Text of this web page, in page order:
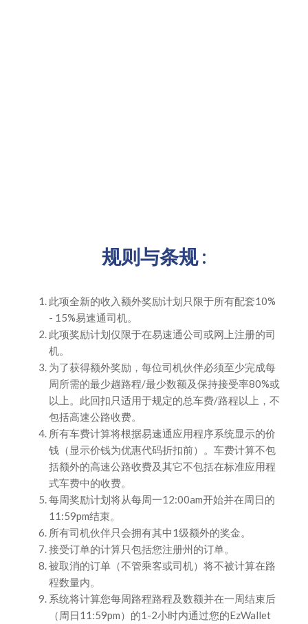
规则与条规 :
此项全新的收入额外奖励计划只限于所有配套10%
- 15%易速通司机。
此项奖励计划仅限于在易速通公司或网上注册的司
机。
为了获得额外奖励，每位司机伙伴必须至少完成每
周所需的最少趟路程/最少数额及保持接受率80%或
以上。此回扣只适用于规定的总车费/路程以上，不
包括高速公路收费。
所有车费计算将根据易速通应用程序系统显示的价
钱（显示价钱为优惠代码折扣前）。车费计算不包
括额外的高速公路收费及其它不包括在标准应用程
式车费中的收费。
每周奖励计划将从每周一12:00am开始并在周日的
11:59pm结束。
所有司机伙伴只会拥有其中1级额外的奖金。
接受订单的计算只包括您注册州的订单。
被取消的订单（不管乘客或司机）将不被计算在路
程数量内。
系统将计算您每周路程路程及数额并在一周结束后
（周日11:59pm）的1-2小时内通过您的EzWallet